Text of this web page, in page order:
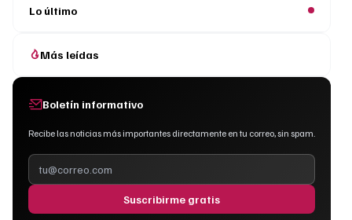
Lo último
Más leídas
Boletín informativo
Recibe las noticias más importantes directamente en tu correo, sin spam.
Suscribirme gratis